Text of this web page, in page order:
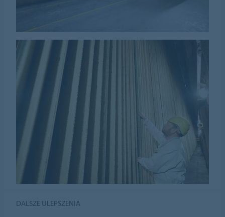
DALSZE ULEPSZENIA